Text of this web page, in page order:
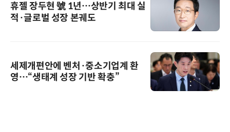
휴젤 장두현 號 1년…상반기 최대 실
적·글로벌 성장 본궤도
세제개편안에 벤처·중소기업계 환
영…“생태계 성장 기반 확충”